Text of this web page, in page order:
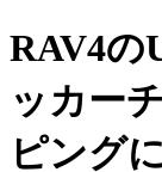
RAV4の
ッカー
ピング